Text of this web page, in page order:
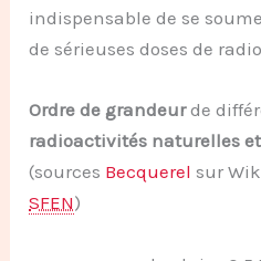
indispensable de se
de sérieuses doses de
Ordre de grandeurde
radioactivités naturelles
(sources Becquerel sur
SFEN)